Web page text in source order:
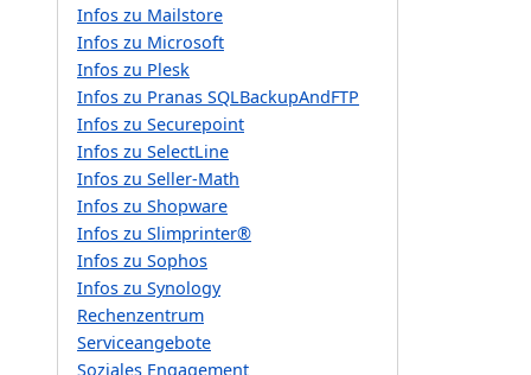
Infos zu Mailstore
Infos zu Microsoft
Infos zu Plesk
Infos zu Pranas SQLBackupAndFTP
Infos zu Securepoint
Infos zu SelectLine
Infos zu Seller-Math
Infos zu Shopware
Infos zu Slimprinter®
Infos zu Sophos
Infos zu Synology
Rechenzentrum
Serviceangebote
Soziales Engagement